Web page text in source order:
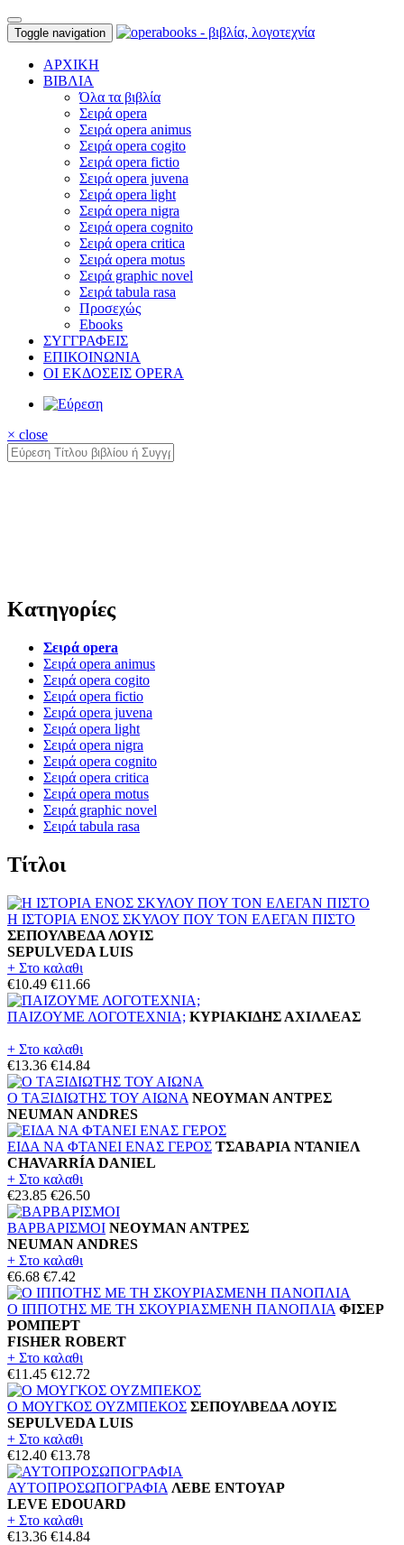
Toggle navigation
ΑΡΧΙΚΗ
ΒΙΒΛΙΑ
Όλα τα βιβλία
Σειρά opera
Σειρά opera animus
Σειρά opera cogito
Σειρά opera fictio
Σειρά opera juvena
Σειρά opera light
Σειρά opera nigra
Σειρά opera cognito
Σειρά opera critica
Σειρά opera motus
Σειρά graphic novel
Σειρά tabula rasa
Προσεχώς
Ebooks
ΣΥΓΓΡΑΦΕΙΣ
ΕΠΙΚΟΙΝΩΝΙΑ
ΟΙ ΕΚΔΟΣΕΙΣ OPERA
× close
Κατηγορίες
Σειρά opera
Σειρά opera animus
Σειρά opera cogito
Σειρά opera fictio
Σειρά opera juvena
Σειρά opera light
Σειρά opera nigra
Σειρά opera cognito
Σειρά opera critica
Σειρά opera motus
Σειρά graphic novel
Σειρά tabula rasa
Τίτλοι
Η ΙΣΤΟΡΙΑ ΕΝΟΣ ΣΚΥΛΟΥ ΠΟΥ ΤΟΝ ΕΛΕΓΑΝ ΠΙΣΤΟ
ΣΕΠΟΥΛΒΕΔΑ ΛΟΥΙΣ
SEPULVEDA LUIS
+ Στο καλαθι
€10.49 €11.66
ΠΑΙΖΟΥΜΕ ΛΟΓΟΤΕΧΝΙΑ; ΚΥΡΙΑΚΙΔΗΣ ΑΧΙΛΛΕΑΣ
+ Στο καλαθι
€13.36 €14.84
Ο ΤΑΞΙΔΙΩΤΗΣ ΤΟΥ ΑΙΩΝΑ ΝΕΟΥΜΑΝ ΑΝΤΡΕΣ
NEUMAN ANDRES
ΕΙΔΑ ΝΑ ΦΤΑΝΕΙ ΕΝΑΣ ΓΕΡΟΣ ΤΣΑΒΑΡΙΑ ΝΤΑΝΙΕΛ
CHAVARRÍA DANIEL
+ Στο καλαθι
€23.85 €26.50
ΒΑΡΒΑΡΙΣΜΟΙ ΝΕΟΥΜΑΝ ΑΝΤΡΕΣ
NEUMAN ANDRES
+ Στο καλαθι
€6.68 €7.42
Ο ΙΠΠΟΤΗΣ ΜΕ ΤΗ ΣΚΟΥΡΙΑΣΜΕΝΗ ΠΑΝΟΠΛΙΑ ΦΙΣΕΡ
ΡΟΜΠΕΡΤ
FISHER ROBERT
+ Στο καλαθι
€11.45 €12.72
Ο ΜΟΥΓΚΟΣ ΟΥΖΜΠΕΚΟΣ ΣΕΠΟΥΛΒΕΔΑ ΛΟΥΙΣ
SEPULVEDA LUIS
+ Στο καλαθι
€12.40 €13.78
ΑΥΤΟΠΡΟΣΩΠΟΓΡΑΦΙΑ ΛΕΒΕ ΕΝΤΟΥΑΡ
LEVE EDOUARD
+ Στο καλαθι
€13.36 €14.84